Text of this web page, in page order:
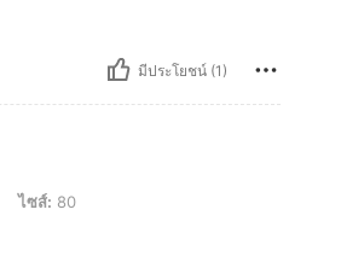
มีประโยชน์ (1)
ไซส์: 80